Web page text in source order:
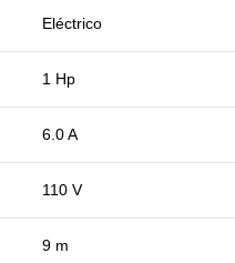
Eléctrico
1 Hp
6.0 A
110 V
9 m